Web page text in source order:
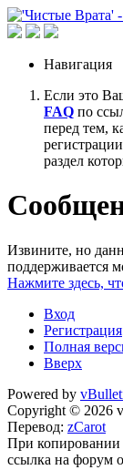
Навигация
Если это
FAQ по
перед тем,
раздел
Извините, но
поддерживается
Нажмите здесь,
Вход
Регистрация
Полная
Вверх
Powered by
Copyright © 2026
Перевод: zCarot
При копировании
ссылка на форум